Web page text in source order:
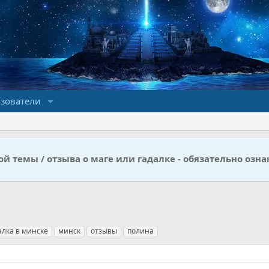
темы / отзыва о маге или гадалке - обязательно
в минске минск отзывы полина